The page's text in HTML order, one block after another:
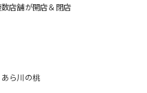
店舗が開店＆閉店
ら川の桃